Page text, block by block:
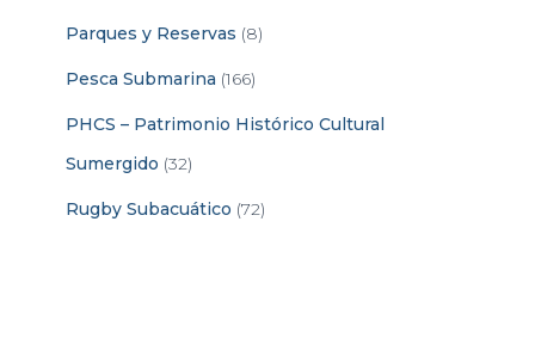
Parques y Reservas (8)
Pesca Submarina (166)
PHCS – Patrimonio Histórico Cultural
Sumergido (32)
Rugby Subacuático (72)